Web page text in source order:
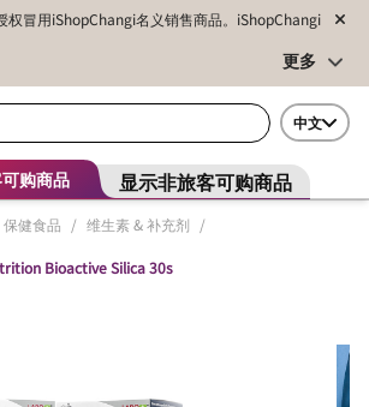
权冒用iShopChangi名义销售商品。iShopChangi
更多
中文
购商品 显示非旅客可购商品
保健食品 / 维生素 & 补充剂 /
Bioactive Silica 30s